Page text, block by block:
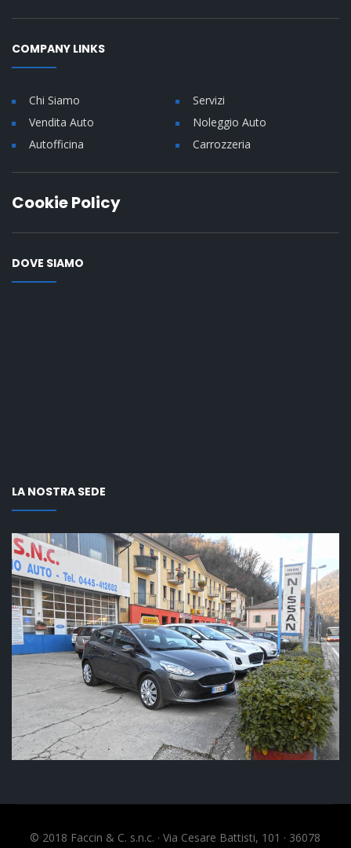
COMPANY LINKS
Chi Siamo
Servizi
Vendita Auto
Noleggio Auto
Autofficina
Carrozzeria
Cookie Policy
DOVE SIAMO
LA NOSTRA SEDE
© 2018 Faccin & C. s.n.c. · Via Cesare Battisti, 101 · 36078